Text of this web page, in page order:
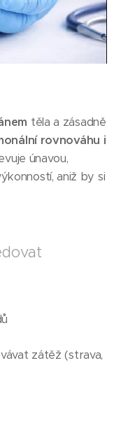
těla a zásadně
rovnováhu i
únavou,
aniž by si
zátěž (strava,